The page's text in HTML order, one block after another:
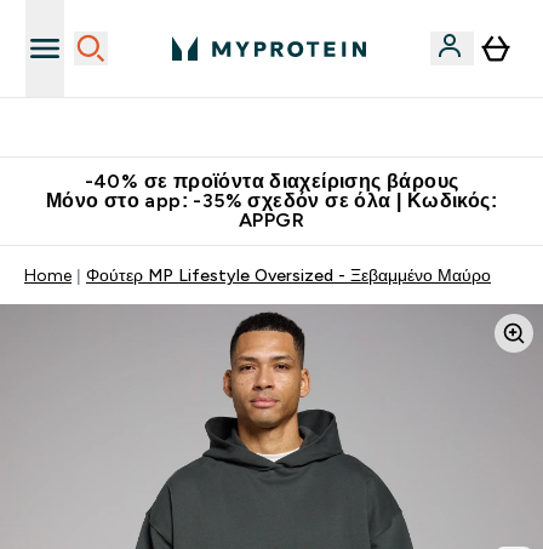
-40% σε προϊόντα διαχείρισης βάρους
Μόνο στο app: -35% σχεδόν σε όλα | Κωδικός:
APPGR
Home Φούτερ MP Lifestyle Oversized - Ξεβαμμένο Μαύρο